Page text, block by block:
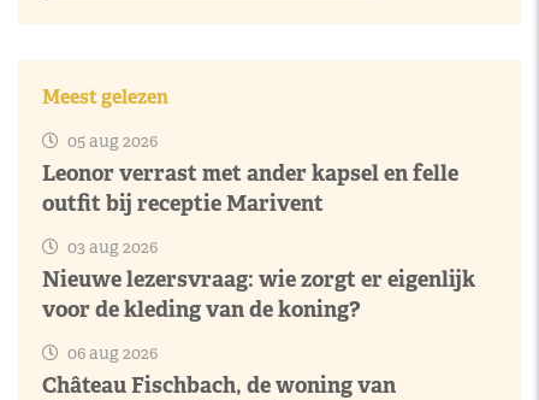
Meest gelezen
05 aug 2026
Leonor verrast met ander kapsel en felle
outfit bij receptie Marivent
03 aug 2026
Nieuwe lezersvraag: wie zorgt er eigenlijk
voor de kleding van de koning?
06 aug 2026
Château Fischbach, de woning van